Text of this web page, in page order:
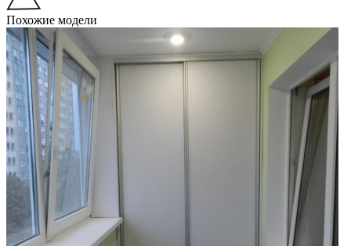
Похожие модели